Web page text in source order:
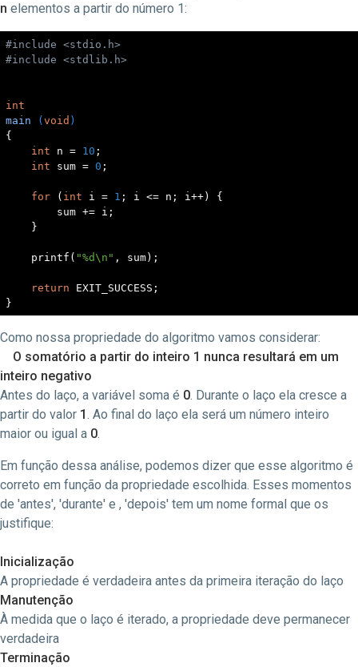
n elementos a partir do número 1:
#include <stdio.h>
#include <stdlib.h>
int
main
( void )
{
int n = 10 ;
int sum = 0 ;
for ( int i = 1 ; i <= n; i++) {
        sum += i;
    }
printf ( "%d\n" , sum);
return EXIT_SUCCESS;
}
Como nossa propriedade do algoritmo vamos considerar:
O somatório a partir do inteiro 1 nunca resultará em um
inteiro negativo
Antes do laço, a variável soma é 0. Durante o laço ela cresce a
partir do valor 1 . Ao final do laço ela será um número inteiro
maior ou igual a 0.
Em função dessa análise, podemos dizer que esse algoritmo é
correto em função da propriedade escolhida. Esses momentos
de 'antes', 'durante' e , 'depois' tem um nome formal que os
justifique:
Inicialização
A propriedade é verdadeira antes da primeira iteração do laço
Manutenção
À medida que o laço é iterado, a propriedade deve permanecer
verdadeira
Terminação